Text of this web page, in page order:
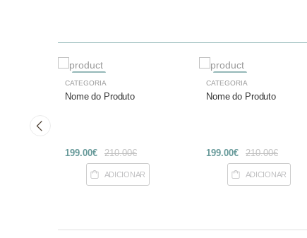
CATEGORIA
Nome do Produto
199.00€ 210.00€
ADICIONAR
CATEGORIA
Nome do Produto
199.00€ 210.00€
ADICIONAR